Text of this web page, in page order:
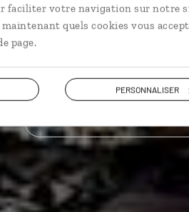
faciliter votre navigation sur notre
quels cookies vous
page.
PERSONNALISER
En famille
Voir les 119 avis sur les